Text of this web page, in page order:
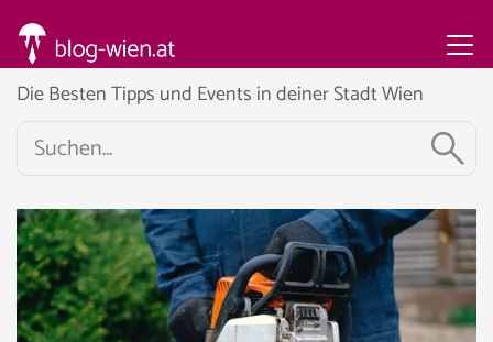
Die Besten Tipps und Events in deiner Stadt Wien